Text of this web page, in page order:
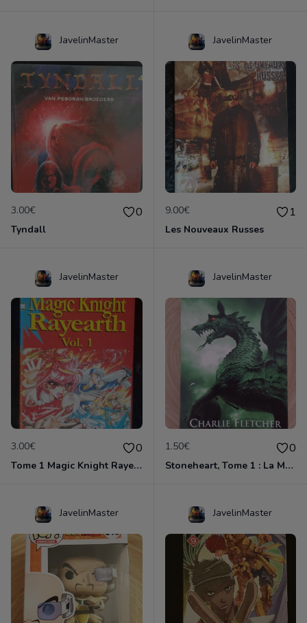
JavelinMaster
3.00€ 0
Tyndall
JavelinMaster
9.00€ 1
Les Nouveaux Russes
JavelinMaster
3.00€ 0
Tome 1 Magic Knight Rayearth
JavelinMaster
1.50€ 0
Stoneheart, Tome 1 : La Malédiction de pierre
JavelinMaster JavelinMaster